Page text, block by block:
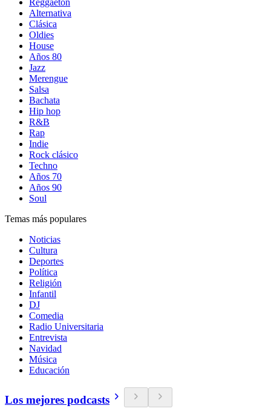
Reggaetón
Alternativa
Clásica
Oldies
House
Años 80
Jazz
Merengue
Salsa
Bachata
Hip hop
R&B
Rap
Indie
Rock clásico
Techno
Años 70
Años 90
Soul
Temas más populares
Noticias
Cultura
Deportes
Política
Religión
Infantil
DJ
Comedia
Radio Universitaria
Entrevista
Navidad
Música
Educación
Los mejores podcasts